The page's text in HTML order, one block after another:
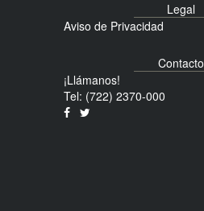
Legal
Aviso de Privacidad
Contacto
¡Llámanos!
Tel: (722) 2370-000